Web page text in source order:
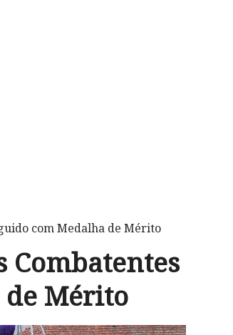
com Medalha de Mérito
Combatentes
Mérito